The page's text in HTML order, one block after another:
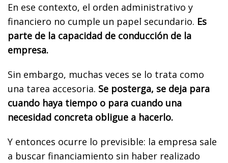
En ese contexto, el orden administrativo y
financiero no cumple un papel secundario. Es
parte de la capacidad de conducción de la
empresa.
Sin embargo, muchas veces se lo trata como
una tarea accesoria. Se posterga, se deja para
cuando haya tiempo o para cuando una
necesidad concreta obligue a hacerlo.
Y entonces ocurre lo previsible: la empresa sale
a buscar financiamiento sin haber realizado